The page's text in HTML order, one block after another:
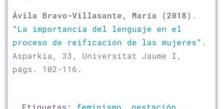
Ávila Bravo-Villasante, María (2018) .
“La importancia del lenguaje en el
proceso de reificación de las mujeres” .
Asparkía, 33, Universitat Jaume I,
págs. 102-116.
Etiquetas: feminismo gestación